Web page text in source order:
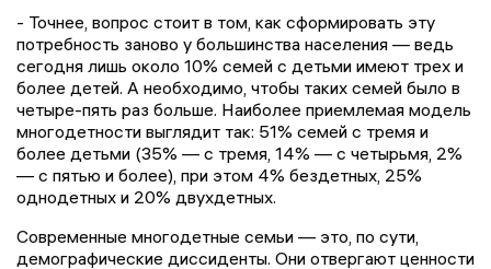
- Точнее, вопрос стоит в том, как сформировать эту
потребность заново у большинства населения — ведь
сегодня лишь около 10% семей с детьми имеют трех и
более детей. А необходимо, чтобы таких семей было в
четыре-пять раз больше. Наиболее приемлемая модель
многодетности выглядит так: 51% семей с тремя и
более детьми (35% — с тремя, 14% — с четырьмя, 2%
— с пятью и более), при этом 4% бездетных, 25%
однодетных и 20% двухдетных.
Современные многодетные семьи — это, по сути,
демографические диссиденты. Они отвергают ценности